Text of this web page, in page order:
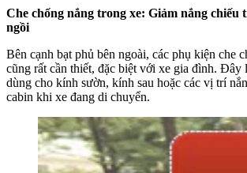
Che chống nắng trong xe: Giảm nắng chiếu
ngồi
Bên cạnh bạt phủ bên ngoài, các phụ kiện che
cũng rất cần thiết, đặc biệt với xe gia đình. Đây
dùng cho kính sườn, kính sau hoặc các vị trí
cabin khi xe đang di chuyển.